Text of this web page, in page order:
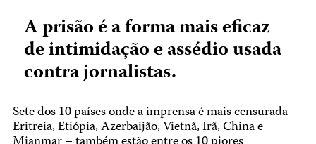
A prisão é a forma mais eficaz
de intimidação e assédio usada
contra jornalistas.
Sete dos 10 países onde a imprensa é mais censurada –
Eritreia, Etiópia, Azerbaijão, Vietnã, Irã, China e